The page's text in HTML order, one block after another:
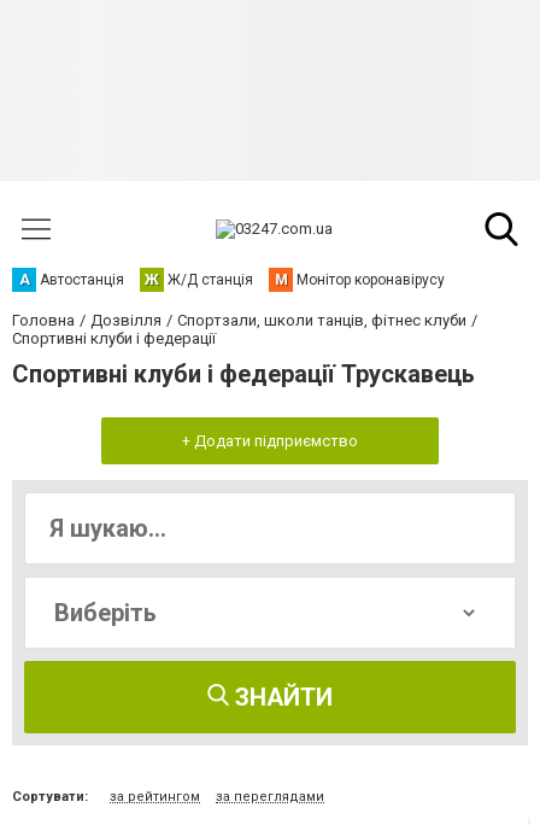
А Автостанція Ж Ж/Д станція М Монітор коронавірусу
Головна Дозвілля
Спортзали, школи танців, фітнес клуби
Спортивні клуби і федерації
Спортивні клуби і федерації Трускавець
+ Додати підприємство
ЗНАЙТИ
Сортувати: за рейтингом за переглядами